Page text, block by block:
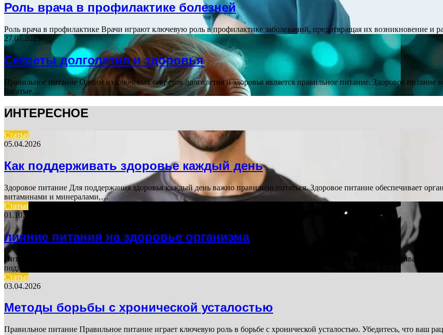
Роль врача в профилактике болезней
Роль врача в профилактике Врачи играют ключевую роль в профилактике заболеваний, предотвращая их возникновение и
27.07.2025
Секреты долголетия и здоровья
Правильное питание Одним из ключевых секретов долголетия и здоровья является правильное питание. Здоровое питание
богатые…
ИНТЕРЕСНОЕ
Статьи
05.04.2026
Как поддерживать здоровье каждый день
Здоровое питание Для поддержания здоровья каждый день важно правильно питаться. Здоровое питание обеспечивает
витаминами и минералами,…
Статьи
01.10.2025
лияние питания на здоровье организма
Питание и здоровье Правильное питание играет ключевую роль в поддержании здоровья организма. Оно обеспечивает
поддерживают работу…
Статьи
03.04.2026
Методы борьбы с хронической усталостью
Правильное питание Правильное питание играет ключевую роль в борьбе с хронической усталостью. Убедитесь, что ваш